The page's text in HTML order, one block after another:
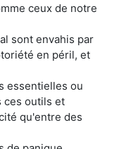
ceux de notre
sont envahis par
en péril, et
essentielles ou
ces outils et
qu'entre des